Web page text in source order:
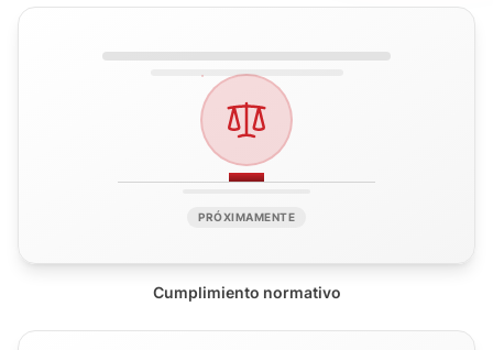
PRÓXIMAMENTE
Cumplimiento normativo